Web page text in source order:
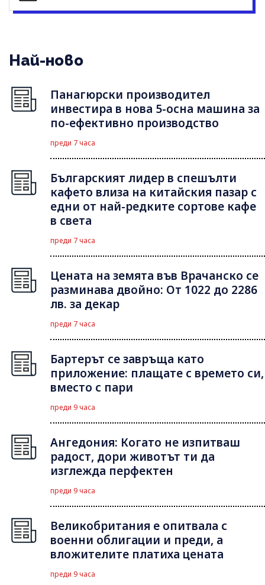
Най-ново
Панагюрски производител
инвестира в нова 5-осна машина за
по-ефективно производство
преди 7 часа
Българският лидер в спешълти
кафето влиза на китайския пазар с
едни от най-редките сортове кафе
в света
преди 7 часа
Цената на земята във Врачанско се
разминава двойно: От 1022 до 2286
лв. за декар
преди 7 часа
Бартерът се завръща като
приложение: плащате с времето си,
вместо с пари
преди 9 часа
Ангедония: Когато не изпитваш
радост, дори животът ти да
изглежда перфектен
преди 9 часа
Великобритания е опитвала с
военни облигации и преди, а
вложителите платиха цената
преди 9 часа